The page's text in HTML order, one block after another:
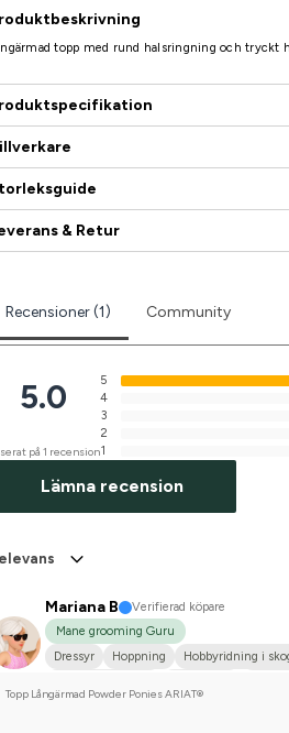
topp med rund halsringning och tryckt
& Retur
Recensioner (1) Community
5.0
på 1 recension
5
4
3
2
1
Lämna recension
Mariana B
Verifierad köpare
Mane grooming Guru
Dressyr
Hoppning
Hobbyridning i
Topp Långärmad Powder Ponies ARIAT®